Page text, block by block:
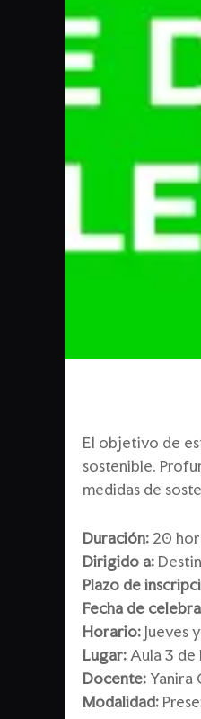
El objetivo de
sostenible.
medidas de
Duración: 20
Dirigido a:
Plazo de
Fecha de
Horario:Jueves
Lugar: Aula 3 de
Docente:Yanira
Modalidad: